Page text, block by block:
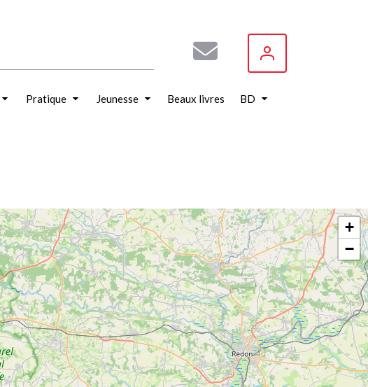
Pratique Jeunesse Beaux livres BD
+
−